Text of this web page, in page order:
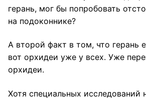
герань, мог бы попробовать
на подоконнике?
А второй факт в том, что герань
вот орхидеи уже у всех. Уже
орхидеи.
Хотя специальных исследований